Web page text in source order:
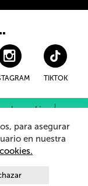
TIKTOK
de cookies
reservados
para asegurar
en nuestra